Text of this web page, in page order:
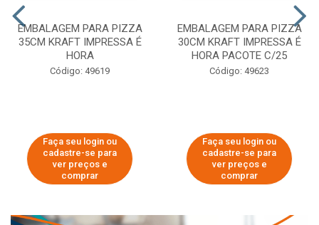
EMBALAGEM PARA PIZZA
35CM KRAFT IMPRESSA É
HORA
Código: 49619
Faça seu login ou
cadastre-se para
ver preços e
comprar
EMBALAGEM PARA PIZZA
30CM KRAFT IMPRESSA É
HORA PACOTE C/25
Código: 49623
Faça seu login ou
cadastre-se para
ver preços e
comprar